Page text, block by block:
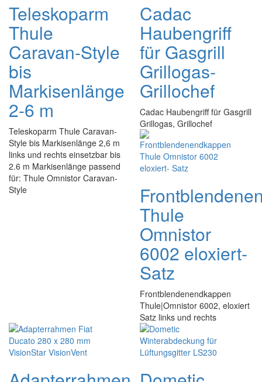
Teleskoparm
Thule
Caravan-Style
bis
Markisenlänge
2-6 m
Teleskoparm Thule Caravan-
Style bis Markisenlänge 2,6 m
links und rechts einsetzbar bis
2.6 m Markisenlänge passend
für: Thule Omnistor Caravan-
Style
Cadac
Haubengriff
für Gasgrill
Grillogas-
Grillochef
Cadac Haubengriff für Gasgrill
Grillogas, Grillochef
Thule
Omnistor
6002 eloxiert-
Satz
Frontblendenendkappen
Thule|Omnistor 6002, eloxiert
Satz links und rechts